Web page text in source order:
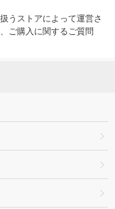
うストアによって運営さ
ご購入に関するご質問